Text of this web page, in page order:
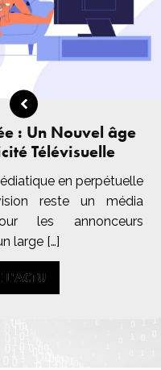
: Un Nouvel âge
Télévisuelle
en perpétuelle
reste un média
les annonceurs
large […]
L'ACTU
L'ACTU